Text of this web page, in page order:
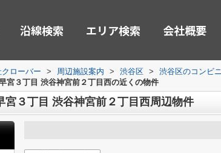
沿線検索 エリア検索 会社概要
ローバー > 周辺施設案内 > 渋谷区 > 渋谷区のコンビ
３丁目 渋谷神宮前２丁目西の近くの物件
３丁目 渋谷神宮前２丁目西周辺物件